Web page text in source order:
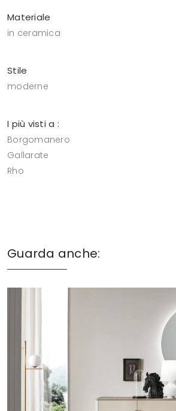
Materiale
in ceramica
Stile
moderne
I più visti a :
Borgomanero
Gallarate
Rho
Guarda anche: